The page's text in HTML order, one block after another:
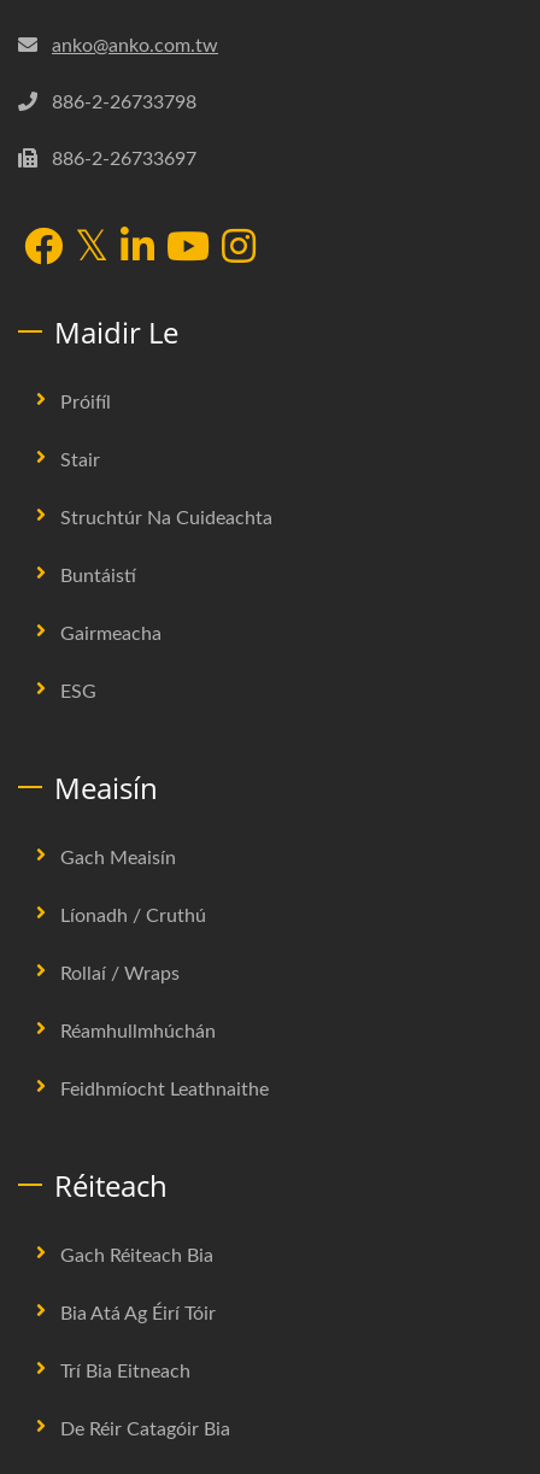
anko@anko.com.tw
886-2-26733798
886-2-26733697
Maidir Le
Próifíl
Stair
Struchtúr Na Cuideachta
Buntáistí
Gairmeacha
ESG
Meaisín
Gach Meaisín
Líonadh / Cruthú
Rollaí / Wraps
Réamhullmhúchán
Feidhmíocht Leathnaithe
Réiteach
Gach Réiteach Bia
Bia Atá Ag Éirí Tóir
Trí Bia Eitneach
De Réir Catagóir Bia